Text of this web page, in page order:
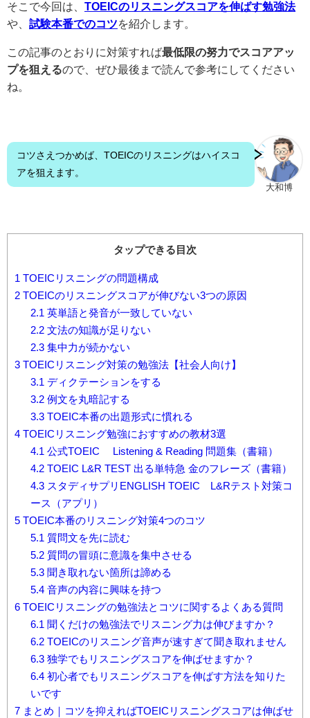
そこで今回は、 TOEICのリスニングスコアを伸ばす勉強法
や、 試験本番でのコツを紹介します。
この記事のとおりに対策すれば最低限の努力でスコアアッ
プを狙えるので、ぜひ最後まで読んで参考にしてください
ね。
大和博
コツさえつかめば、TOEICのリスニングはハイスコ
アを狙えます。
タップできる目次
1 TOEICリスニングの問題構成
2 TOEICのリスニングスコアが伸びない3つの原因
2.1 英単語と発音が一致していない
2.2文法の知識が足りない
2.3集中力が続かない
3 TOEICリスニング対策の勉強法【社会人向け】
3.1 ディクテーションをする
3.2例文を丸暗記する
3.3TOEIC本番の出題形式に慣れる
4 TOEICリスニング勉強におすすめの教材3選
4.1 公式TOEIC® Listening & Reading 問題集（書籍）
4.2TOEIC L&R TEST 出る単特急 金のフレーズ（書籍）
4.3スタディサプリENGLISH TOEIC®L&Rテスト対策コ
ース（アプリ）
5 TOEIC本番のリスニング対策4つのコツ
5.1 質問文を先に読む
5.2質問の冒頭に意識を集中させる
5.3聞き取れない箇所は諦める
5.4音声の内容に興味を持つ
6 TOEICリスニングの勉強法とコツに関するよくある質問
6.1 聞くだけの勉強法でリスニング力は伸びますか？
6.2TOEICのリスニング音声が速すぎて聞き取れません
6.3独学でもリスニングスコアを伸ばせますか？
6.4初心者でもリスニングスコアを伸ばす方法を知りた
いです
7 まとめ｜コツを抑えればTOEICリスニングスコアは伸ばせ